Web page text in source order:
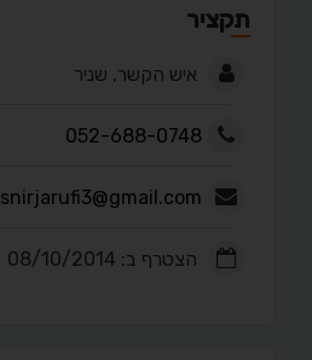
תקציר
איש הקשר, שניר
052-688-0748
snirjarufi3@gmail.com
הצטרף ב: 08/10/2014